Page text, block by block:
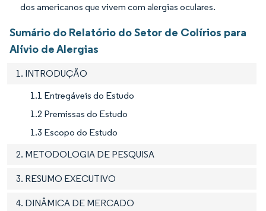
dos americanos que vivem com alergias oculares.
Sumário do Relatório do Setor de Colírios para
Alívio de Alergias
1. INTRODUÇÃO
1.1 Entregáveis do Estudo
1.2 Premissas do Estudo
1.3 Escopo do Estudo
2. METODOLOGIA DE PESQUISA
3. RESUMO EXECUTIVO
4. DINÂMICA DE MERCADO